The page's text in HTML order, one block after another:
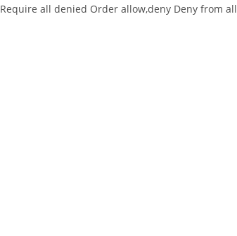
Require all denied Order allow,deny Deny from all